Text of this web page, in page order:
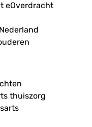
eOverdracht
thuiszorg